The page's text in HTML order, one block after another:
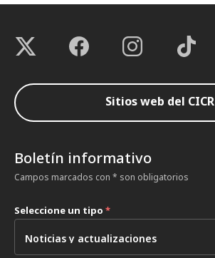
Sitios web del CICR
Boletín informativo
Campos marcados con * son obligatorios
Seleccione un tipo *